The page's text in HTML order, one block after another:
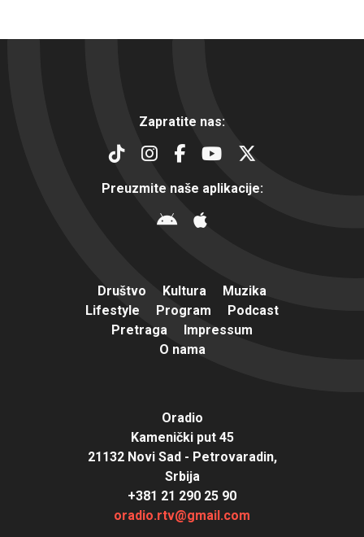
Zapratite nas:
Preuzmite naše aplikacije:
Društvo Kultura
Muzika
Lifestyle
Program
Podcast
Pretraga
Impressum
O nama
Oradio
Kamenički put 45
21132 Novi Sad - Petrovaradin,
Srbija
+381 21 290 25 90
oradio.rtv@gmail.com